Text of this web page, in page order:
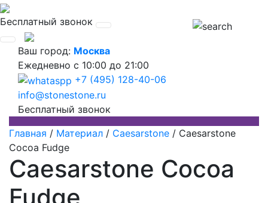
Бесплатный звонок
Ваш город: Москва
Ежедневно с 10:00 до 21:00
+7 (495) 128-40-06
info@stonestone.ru
Бесплатный звонок
Главная / Материал / Caesarstone / Caesarstone
Cocoa Fudge
Caesarstone Cocoa
Fudge